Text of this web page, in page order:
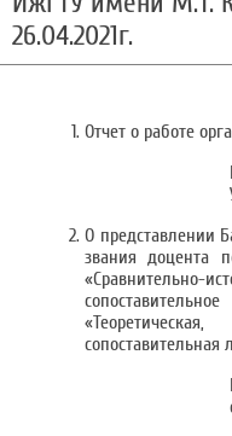
26.04.2021г.
Отчет о работе
О представлении
звания доцента
«Сравнительно-
сопоставительная